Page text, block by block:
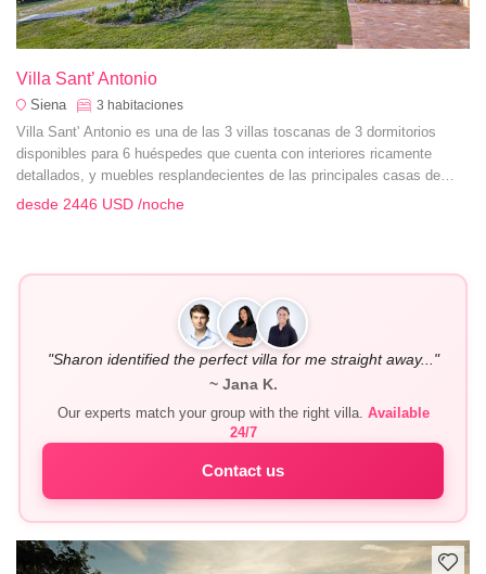
Villa Sant’ Antonio
Siena 3 habitaciones
Villa Sant' Antonio es una de las 3 villas toscanas de 3 dormitorios
disponibles para 6 huéspedes que cuenta con interiores ricamente
detallados, y muebles resplandecientes de las principales casas de
Italia y se encuentra justo fuera de las murallas del castillo.
desde 2446 USD /noche
"Sharon identified the perfect villa for me straight away..."
~ Jana K.
Our experts match your group with the right villa. Available
24/7
Contact us